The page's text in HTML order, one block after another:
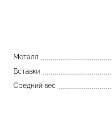
Металл
Вставки
Средний вес